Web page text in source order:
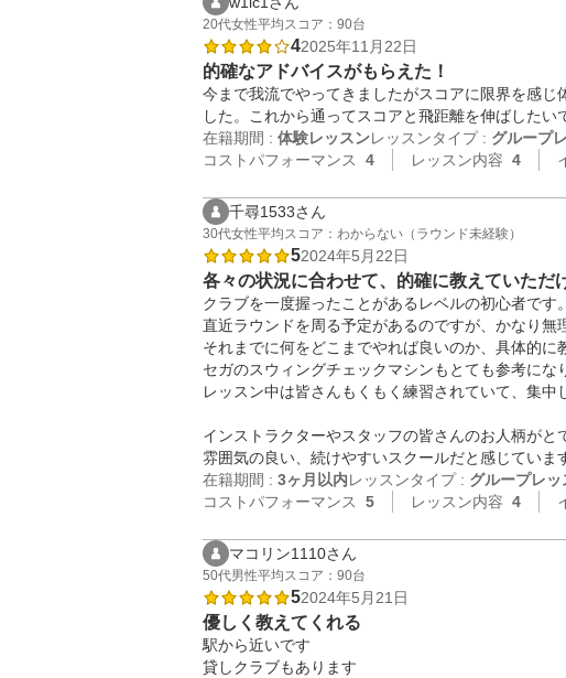
20代女性平均スコア：90台
42025年11月22日
的確なアドバイスがもらえた！
今まで我流でやってきましたがスコアに限界を感
した。これから通ってスコアと飛距離を伸ばしたい
在籍期間 : 体験レッスンレッスンタイプ : グループ
コストパフォーマンス
4 レッスン内容 4
千尋1533さん
30代女性平均スコア：わからない（ラウンド未経験）
52024年5月22日
各々の状況に合わせて、的確に教えていただ
クラブを一度握ったことがあるレベルの初心者です。
直近ラウンドを周る予定があるのですが、かなり無
それまでに何をどこまでやれば良いのか、具体的に
セガのスウィングチェックマシンもとても参考にな
レッスン中は皆さんもくもく練習されていて、集中
インストラクターやスタッフの皆さんのお人柄がと
雰囲気の良い、続けやすいスクールだと感じていま
在籍期間 : 3ヶ月以内レッスンタイプ : グループレッ
コストパフォーマンス
5 レッスン内容 4
マコリン1110さん
50代男性平均スコア：90台
52024年5月21日
優しく教えてくれる
駅から近いです
貸しクラブもあります